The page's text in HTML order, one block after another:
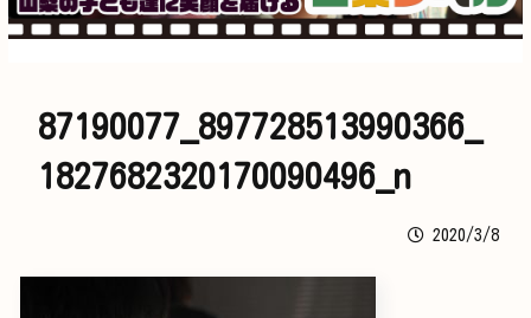
87190077_897728513990366_
1827682320170090496_n
2020/3/8